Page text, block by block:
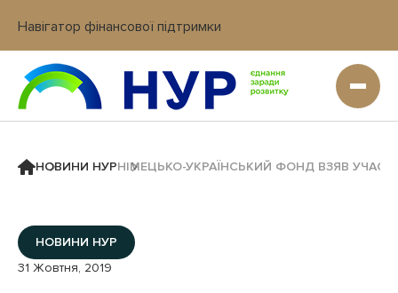
Навігатор фінансової підтримки
Вхід в кабінет IT платформи
НОВИНИ НУРНІМЕЦЬКО-УКРАЇНСЬКИЙ ФОНД ВЗЯВ
НОВИНИ НУР
31 Жовтня, 2019